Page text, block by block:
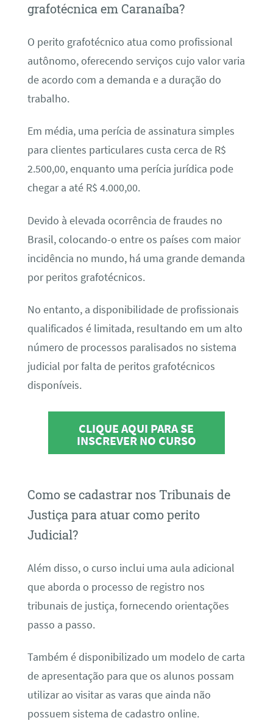
grafotécnica em Caranaíba?
O perito grafotécnico atua como profissional
autônomo, oferecendo serviços cujo valor varia
de acordo com a demanda e a duração do
trabalho.
Em média, uma perícia de assinatura simples
para clientes particulares custa cerca de R$
2.500,00, enquanto uma perícia jurídica pode
chegar a até R$ 4.000,00.
Devido à elevada ocorrência de fraudes no
Brasil, colocando-o entre os países com maior
incidência no mundo, há uma grande demanda
por peritos grafotécnicos.
No entanto, a disponibilidade de profissionais
qualificados é limitada, resultando em um alto
número de processos paralisados no sistema
judicial por falta de peritos grafotécnicos
disponíveis.
CLIQUE AQUI PARA SE
INSCREVER NO CURSO
Como se cadastrar nos Tribunais de
Justiça para atuar como perito
Judicial?
Além disso, o curso inclui uma aula adicional
que aborda o processo de registro nos
tribunais de justiça, fornecendo orientações
passo a passo.
Também é disponibilizado um modelo de carta
de apresentação para que os alunos possam
utilizar ao visitar as varas que ainda não
possuem sistema de cadastro online.